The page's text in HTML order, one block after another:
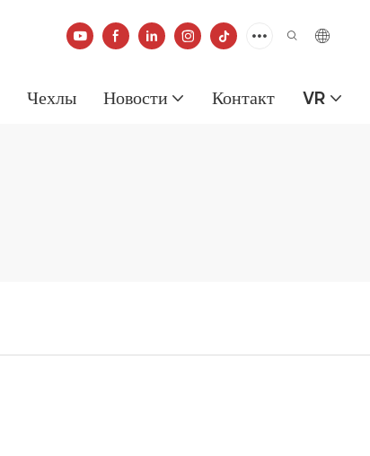
Чехлы Новости Контакт VR